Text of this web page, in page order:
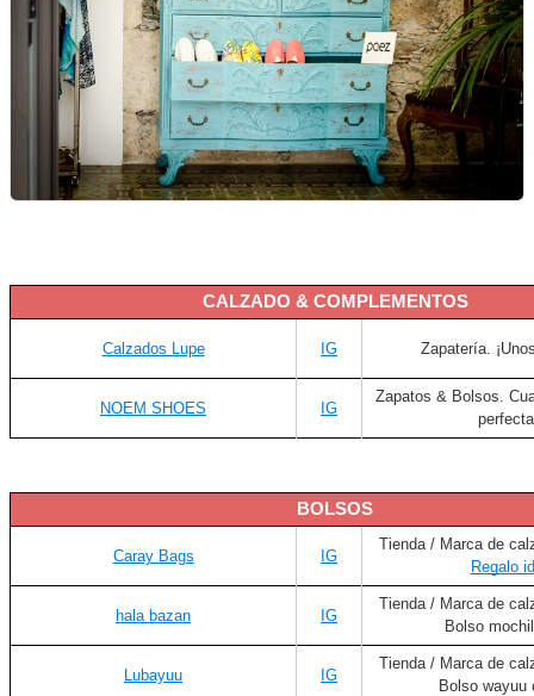
CALZADO & COMPLEMENTOS
Calzados Lupe IG Zapatería.
NOEM SHOES IG
Zapatos & Bolsos.
BOLSOS
Caray Bags IG
Tienda / Marca de
Regalo
hala bazan IG
Tienda / Marca de
Bolso
Lubayuu IG
Tienda / Marca de
Bolso wayuu